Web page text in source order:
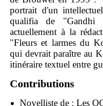
portrait d'un
qualifia de "Gandhi
actuellement à la
"Fleurs et larmes du
qui devrait paraître au
itinéraire textuel entre
Contributions
Novelliste de : Les